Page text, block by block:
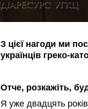
З цієї нагоди ми
українців греко-
Отче, розкажіть,
Я уже двадцять